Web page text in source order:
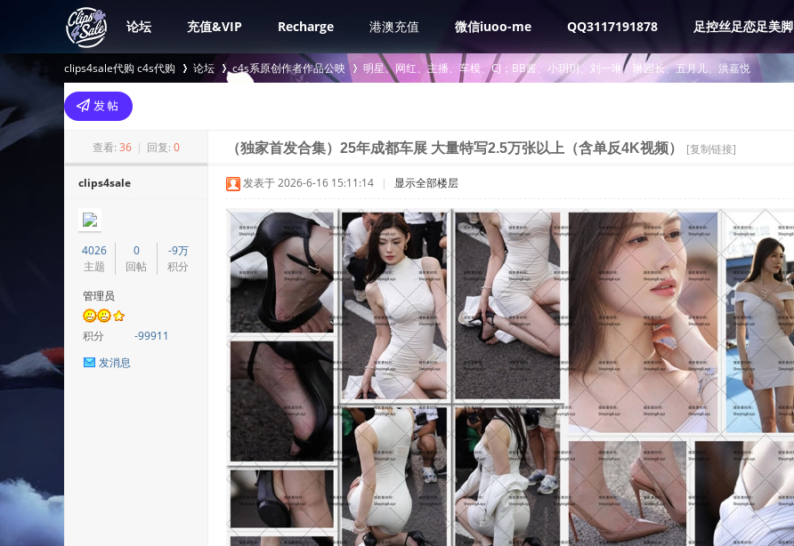
论坛 充值&VIP Recharge 港澳充值 微信iuoo-me QQ3117191878 足控丝足恋足美脚
clips4sale代购 c4s代购
>
论坛 c4s系原创作者作品公映
›
明星、网红、主播、车模、CJ；BB酱、小玥玥、刘一琳、琳园长、五月儿、洪嘉悦
查看: 36 | 回复: 0 （独家首发合集）25年成都车展 大量特写2.5万张以上（含单反4K视频） [复制链接]
clips4sale
4026
主题
0
回帖
-9万
积分
管理员
积分
-99911
发消息
发表于 2026-6-16 15:11:14 | 显示全部楼层